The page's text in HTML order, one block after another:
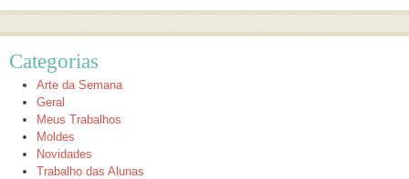
Categorias
Arte da Semana
Geral
Meus Trabalhos
Moldes
Novidades
Trabalho das Alunas